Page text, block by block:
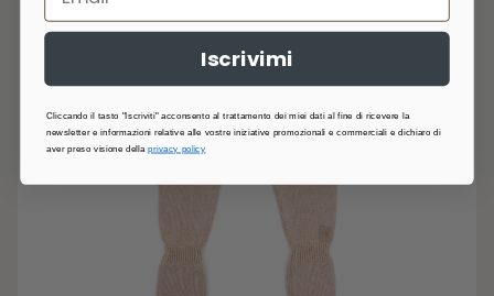
Iscrivimi
Cliccando il tasto "Iscriviti" acconsento al trattamento dei miei dati al fine di ricevere la
newsletter e informazioni relative alle vostre iniziative promozionali e commerciali e dichiaro di
aver preso visione dellaprivacy policy